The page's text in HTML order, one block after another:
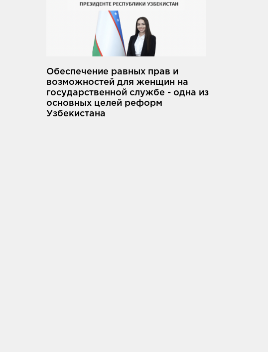
Обеспечение равных прав и
возможностей для женщин на
государственной службе - одна из
основных целей реформ
Узбекистана